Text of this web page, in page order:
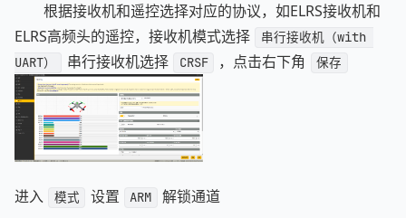
根据接收机和遥控选择对应的协议，如ELRS接收机和
ELRS高频头的遥控，接收机模式选择
串行接收机（with
UART）
串行接收机选择 CRSF ，点击右下角 保存
进入 模式 设置 ARM
解锁通道